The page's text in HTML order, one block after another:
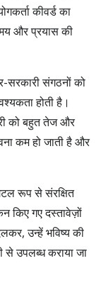
कीवर्ड का
और प्रयास की
सरकारी संगठनों को
होती है।
को बहुत तेज और
कम हो जाती है और
रूप से संरक्षित
किए गए दस्तावेज़ों
उन्हें भविष्य की
से उपलब्ध कराया जा